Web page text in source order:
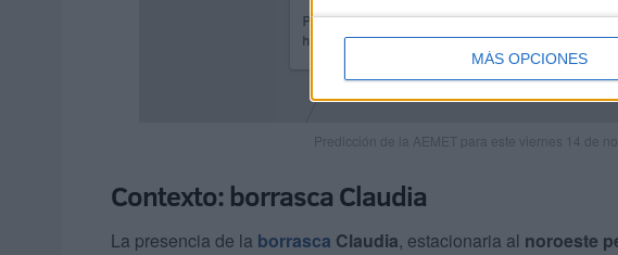
MÁS OPCIONES
Predicción de la AEMET para este viernes 14 de
Contexto: borrasca Claudia
La presencia de la borrasca Claudia, estacionaria al noroeste